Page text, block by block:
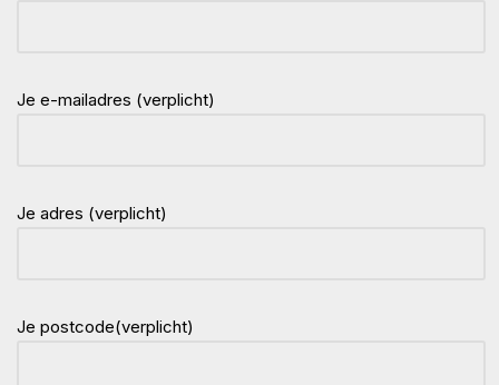
Je e-mailadres (verplicht)
Je adres (verplicht)
Je postcode(verplicht)